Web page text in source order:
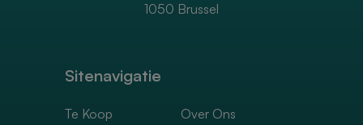
Sitenavigatie
Te Koop
Over Ons
1050 Brussel